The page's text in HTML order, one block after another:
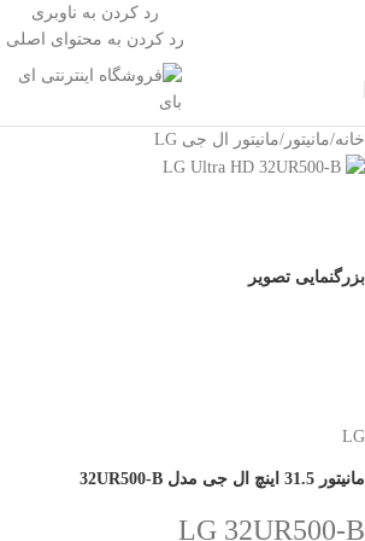
رد کردن به ناوبری
رد کردن به محتوای اصلی
خانه/مانیتور /مانیتور ال جی LG
بزرگنمایی تصویر
LG
مانیتور 31.5 اینچ ال جی مدل 32UR500-B
LG 32UR500-B